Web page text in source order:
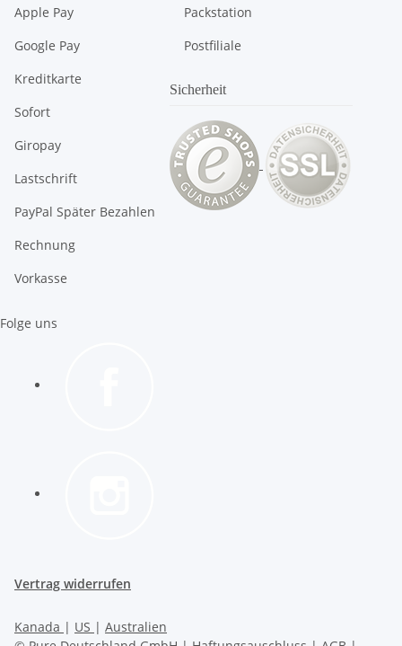
Apple Pay
Google Pay
Kreditkarte
Sofort
Giropay
Lastschrift
PayPal Später Bezahlen
Rechnung
Vorkasse
Packstation
Postfiliale
Sicherheit
Folge uns
Vertrag widerrufen
Kanada | US | Australien